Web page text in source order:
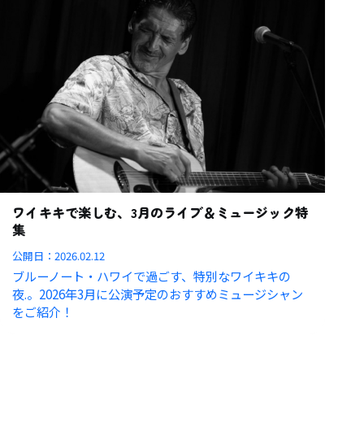
ワイキキで楽しむ、3月のライブ＆ミュージック特
集
公開日：2026.02.12
ブルーノート・ハワイで過ごす、特別なワイキキの
夜.。2026年3月に公演予定のおすすめミュージシャン
をご紹介！